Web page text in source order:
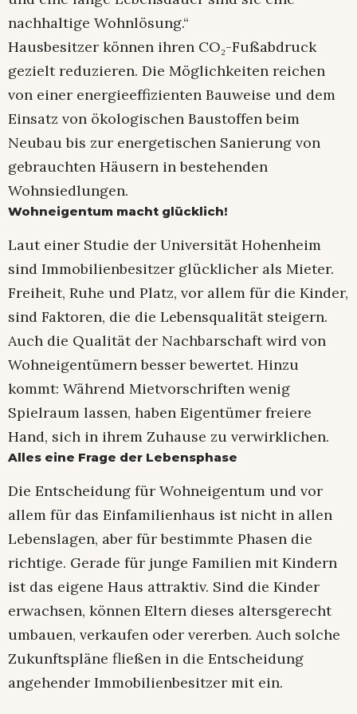
nachhaltige Wohnlösung.“
Hausbesitzer können ihren CO₂-Fußabdruck
gezielt reduzieren. Die Möglichkeiten reichen
von einer energieeffizienten Bauweise und dem
Einsatz von ökologischen Baustoffen beim
Neubau bis zur energetischen Sanierung von
gebrauchten Häusern in bestehenden
Wohnsiedlungen.
Wohneigentum macht glücklich!
Laut einer Studie der Universität Hohenheim
sind Immobilienbesitzer glücklicher als Mieter.
Freiheit, Ruhe und Platz, vor allem für die Kinder,
sind Faktoren, die die Lebensqualität steigern.
Auch die Qualität der Nachbarschaft wird von
Wohneigentümern besser bewertet. Hinzu
kommt: Während Mietvorschriften wenig
Spielraum lassen, haben Eigentümer freiere
Hand, sich in ihrem Zuhause zu verwirklichen.
Alles eine Frage der Lebensphase
Die Entscheidung für Wohneigentum und vor
allem für das Einfamilienhaus ist nicht in allen
Lebenslagen, aber für bestimmte Phasen die
richtige. Gerade für junge Familien mit Kindern
ist das eigene Haus attraktiv. Sind die Kinder
erwachsen, können Eltern dieses altersgerecht
umbauen, verkaufen oder vererben. Auch solche
Zukunftspläne fließen in die Entscheidung
angehender Immobilienbesitzer mit ein.